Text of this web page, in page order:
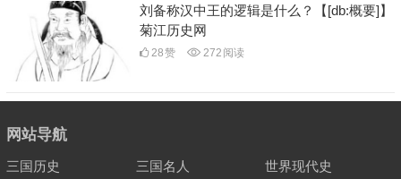
刘备称汉中王的逻辑是什么？【[db:概要]】
菊江历史网
28赞 272 阅读
网站导航
三国历史 三国名人
世界现代史